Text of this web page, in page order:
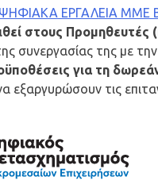
ΨΗΦΙΑΚΑ ΕΡΓΑΛΕΙΑ ΜΜΕ
στους
συνεργασίας της με την
για τη
εξαργυρώσουν τις